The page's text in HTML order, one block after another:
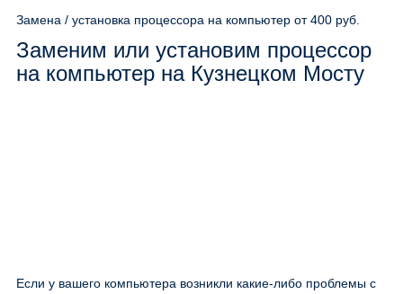
Замена / установка процессора на компьютер от 400 руб.
Заменим или установим процессор
на компьютер на Кузнецком Мосту
Если у вашего компьютера возникли какие-либо проблемы с